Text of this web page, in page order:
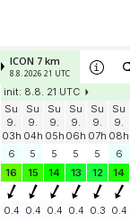
ICON 7 km
8.8. 2026 21 UTC
init: 8.8. 21 UTC
Su
9.
03h
Su
9.
04h
Su
9.
05h
Su
9.
06h
Su
9.
07h
Su
9.
08h
6
5 5 5 5 6
16
15 14 13 12 14
0.4 0.4 0.4 0.4 0.3 0.4